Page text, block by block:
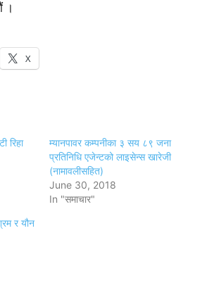
।
X
रिहा
म्यानपावर कम्पनीका ३ सय ८९ जना
प्रतिनिधि एजेन्टको लाइसेन्स खारेजी
(नामावलीसहित)
June 30, 2018
In "समाचार"
र यौन